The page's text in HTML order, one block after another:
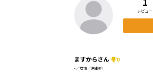
レビュー
ますからさん 0
-／女性／京都府